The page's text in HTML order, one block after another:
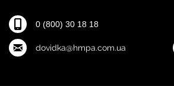
0 (800) 30 18 18
dovidka@hmpa.com.ua